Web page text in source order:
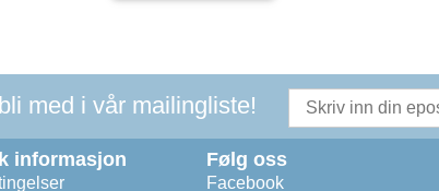
med i vår mailingliste!
informasjon Følg oss
Facebook